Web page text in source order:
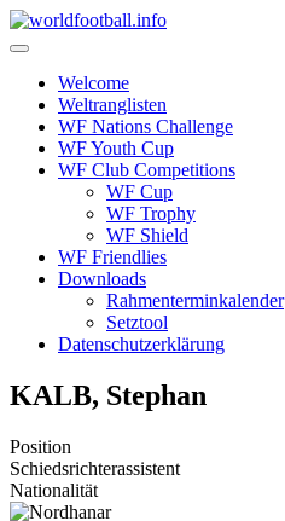
Skip
to
Welcome
Weltranglisten
WF Nations Challenge
WF Youth Cup
WF Club Competitions
WF Cup
WF Trophy
WF Shield
WF Friendlies
Downloads
Rahmenterminkalender
Setztool
Datenschutzerklärung
KALB, Stephan
Position
Schiedsrichterassistent
Nationalität